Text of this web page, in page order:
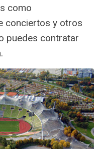
como
conciertos y otros
puedes contratar